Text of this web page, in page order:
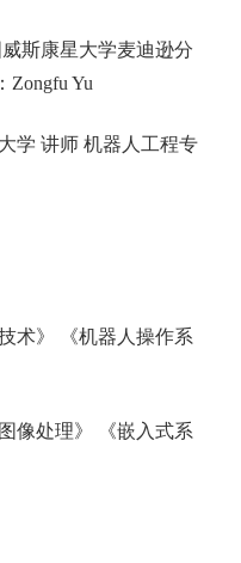
斯康星大学麦迪逊分
Zongfu Yu
学 讲师 机器人工程专
术》
《机器人操作系
像处理》
《嵌入式系